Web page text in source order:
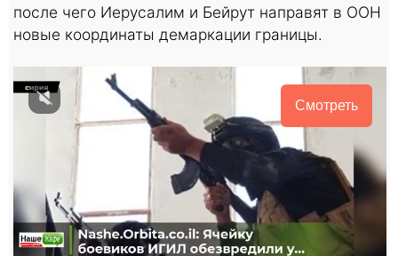
после чего Иерусалим и Бейрут направят в ООН
новые координаты демаркации границы.
Смотреть